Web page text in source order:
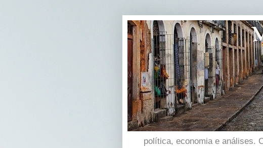
política, economia e análises.